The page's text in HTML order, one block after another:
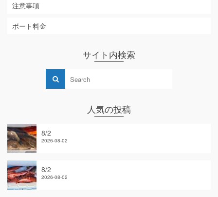
注意事項
ボート料金
サイト内検索
人気の投稿
8/2
2026-08-02
8/2
2026-08-02